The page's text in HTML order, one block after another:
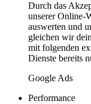
Durch das
unserer Online-
auswerten und
gleichen wir
mit folgenden
Dienste bereits
Google Ads
Performance